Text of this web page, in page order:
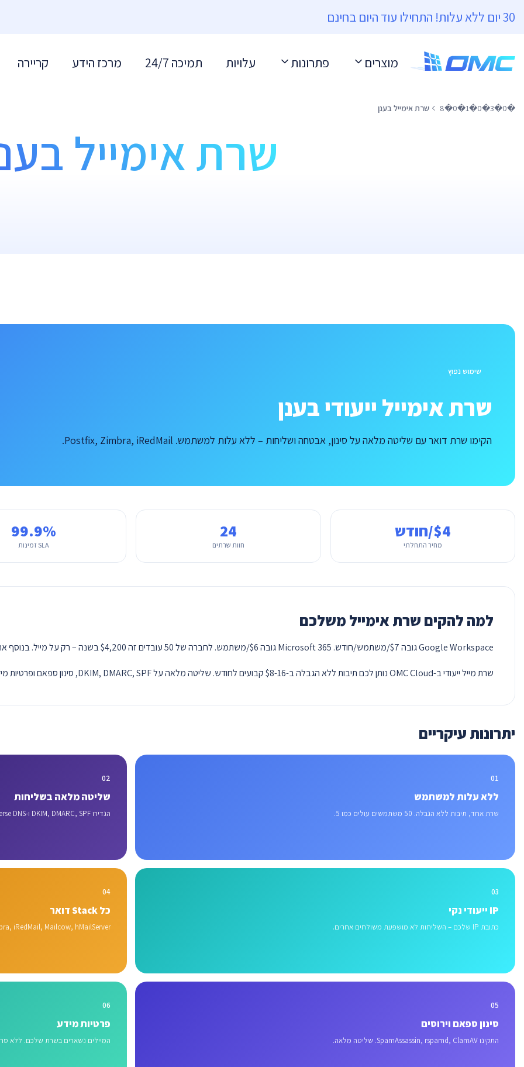
30 יום ללא עלות! התחילו עוד היום בחינם
מוצרים פתרונות עלויות תמיכה 24/7 מרכז הידע קריירה
�0�3�0�1�0�8 שרת אימייל בענן
שרת אימייל
שימוש נפוץ
שרת אימייל ייעודי בענן
הקימו שרת דואר עם שליטה מלאה על סינון, אבטחה ושליחות – ללא עלות למשתמש. Postfix, Zimbra, iRedMail.
$4/חודש
מחיר התחלתי
24
חוות שרתים
99.9%
SLA זמינות
למה להקים שרת אימייל משלכם
Google Workspace גובה $7/משתמש/חודש. Microsoft 365 גובה $6/משתמש. לחברה של 50 עובדים זה $4,200 בשנה – רק על מייל. בנוסף אתם מוסרים את התקשורת העסקית לצד שלישי.
שרת מייל ייעודי ב-OMC Cloud נותן לכם תיבות ללא הגבלה ב-$8-16 קבועים לחודש. שליטה מלאה על DKIM, DMARC, SPF, סינון ספאם ופרטיות מידע.
יתרונות עיקריים
01
ללא עלות למשתמש
שרת אחד, תיבות ללא הגבלה. 50 משתמשים עולים כמו 5.
02
שליטה מלאה בשליחות
הגדירו DKIM, DMARC, SPF ו-reverse DNS בעצמכם.
03
IP ייעודי נקי
כתובת IP שלכם – השליחות לא מושפעת משולחים אחרים.
04
כל Stack דואר
iRedMail, Mailcow, hMailServer.
05
סינון ספאם וירוסים
התקינו SpamAssassin, rspamd, ClamAV. שליטה מלאה.
06
פרטיות מידע
המיילים נשארים בשרת שלכם. ללא